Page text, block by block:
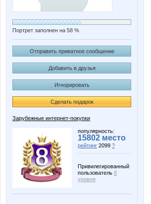
Портрет заполнен на 58 %
Отправить приватное сообщение
Добавить в друзья
Игнорировать
Сделать подарок
Зарубежные интернет-покупки
популярность:
15802 место
рейтинг 2099 ?
Привилегированный
пользователь 8
уровня